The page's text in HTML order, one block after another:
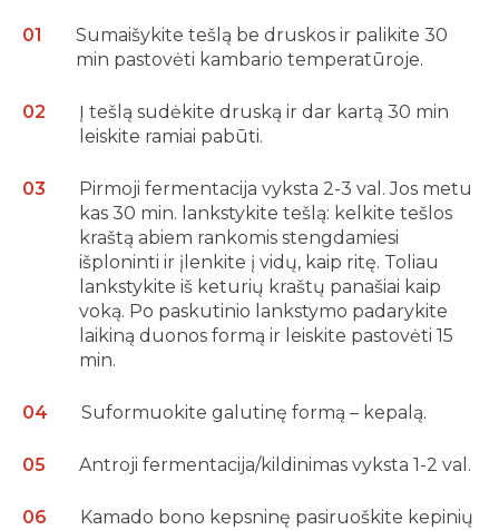
Sumaišykite tešlą be druskos ir palikite 30
min pastovėti kambario temperatūroje.
Į tešlą sudėkite druską ir dar kartą 30 min
leiskite ramiai pabūti.
Pirmoji fermentacija vyksta 2-3 val. Jos metu
kas 30 min. lankstykite tešlą: kelkite tešlos
kraštą abiem rankomis stengdamiesi
išploninti ir įlenkite į vidų, kaip ritę. Toliau
lankstykite iš keturių kraštų panašiai kaip
voką. Po paskutinio lankstymo padarykite
laikiną duonos formą ir leiskite pastovėti 15
min.
Suformuokite galutinę formą – kepalą.
Antroji fermentacija/kildinimas vyksta 1-2 val.
Kamado bono kepsninę pasiruoškite kepinių